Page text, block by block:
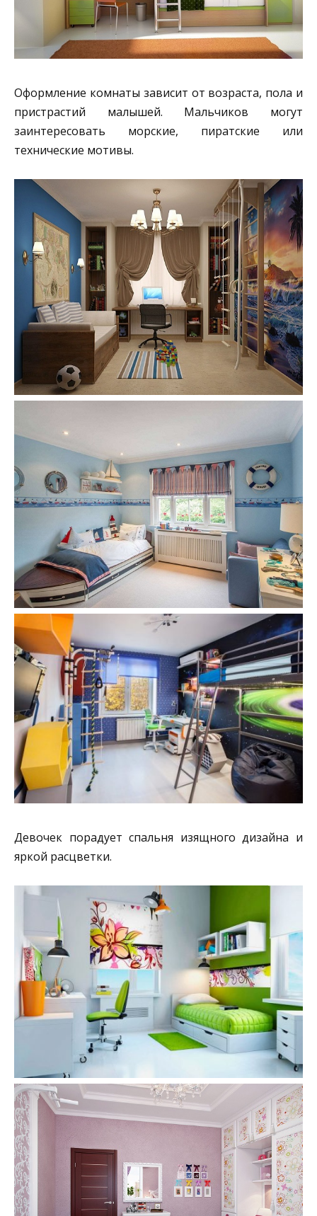
Оформление комнаты зависит от возраста, пола и
пристрастий малышей. Мальчиков могут
заинтересовать морские, пиратские или
технические мотивы.
Девочек порадует спальня изящного дизайна и
яркой расцветки.